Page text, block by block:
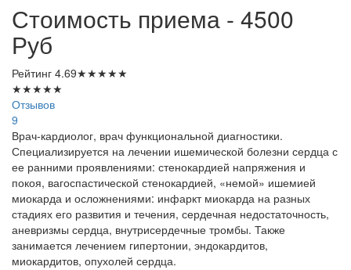
Стоимость приема - 4500
Руб
Рейтинг 4.69★★★★★
★★★★★
Отзывов
9
Врач-кардиолог, врач функциональной диагностики.
Специализируется на лечении ишемической болезни сердца с
ее ранними проявлениями: стенокардией напряжения и
покоя, вагоспастической стенокардией, «немой» ишемией
миокарда и осложнениями: инфаркт миокарда на разных
стадиях его развития и течения, сердечная недостаточность,
аневризмы сердца, внутрисердечные тромбы. Также
занимается лечением гипертонии, эндокардитов,
миокардитов, опухолей сердца.